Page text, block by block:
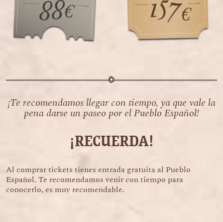
¡Te recomendamos llegar con tiempo, ya que vale la
pena darse un paseo por el Pueblo Español!
¡RECUERDA!
Al comprar tickets tienes entrada gratuita al Pueblo
Español. Te recomendamos venir con tiempo para
conocerlo, es muy recomendable.